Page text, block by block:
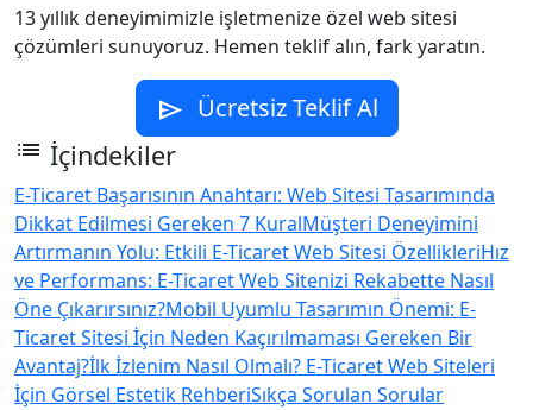
13 yıllık deneyimimizle işletmenize özel web sitesi
çözümleri sunuyoruz. Hemen teklif alın, fark yaratın.
send Ücretsiz Teklif Al
list İçindekiler
E-Ticaret Başarısının Anahtarı: Web Sitesi Tasarımında
Dikkat Edilmesi Gereken 7 KuralMüşteri Deneyimini
Artırmanın Yolu: Etkili E-Ticaret Web Sitesi ÖzellikleriHız
ve Performans: E-Ticaret Web Sitenizi Rekabette Nasıl
Öne Çıkarırsınız?Mobil Uyumlu Tasarımın Önemi: E-
Ticaret Sitesi İçin Neden Kaçırılmaması Gereken Bir
Avantaj?İlk İzlenim Nasıl Olmalı? E-Ticaret Web Siteleri
İçin Görsel Estetik RehberiSıkça Sorulan Sorular